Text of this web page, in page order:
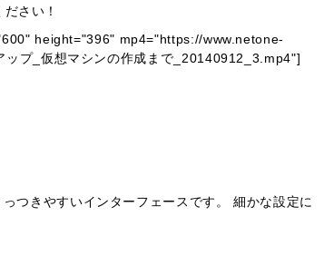
さい！
height="396" mp4="https://www.netone-
プ_仮想マシンの作成まで_20140912_3.mp4"]
つきやすいインターフェースです。 細かな設定に